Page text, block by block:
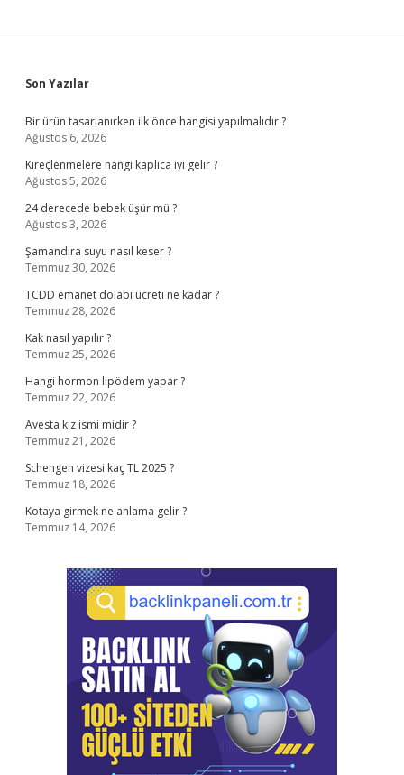
Sidebar
Son Yazılar
Bir ürün tasarlanırken ilk önce hangisi yapılmalıdır ?
Ağustos 6, 2026
Kireçlenmelere hangi kaplıca iyi gelir ?
Ağustos 5, 2026
24 derecede bebek üşür mü ?
Ağustos 3, 2026
Şamandıra suyu nasıl keser ?
Temmuz 30, 2026
TCDD emanet dolabı ücreti ne kadar ?
Temmuz 28, 2026
Kak nasıl yapılır ?
Temmuz 25, 2026
Hangi hormon lipödem yapar ?
Temmuz 22, 2026
Avesta kız ismi midir ?
Temmuz 21, 2026
Schengen vizesi kaç TL 2025 ?
Temmuz 18, 2026
Kotaya girmek ne anlama gelir ?
Temmuz 14, 2026